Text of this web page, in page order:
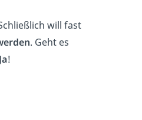
will fast
. Geht es
Ja!